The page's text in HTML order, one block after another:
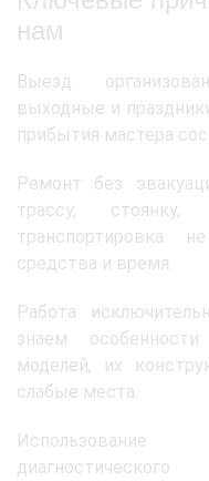
нам
Выезд
выходные и
прибытия мастера
Ремонт без
трассу,
транспортировка
средства и время.
Работа
знаем
моделей, их
слабые места.